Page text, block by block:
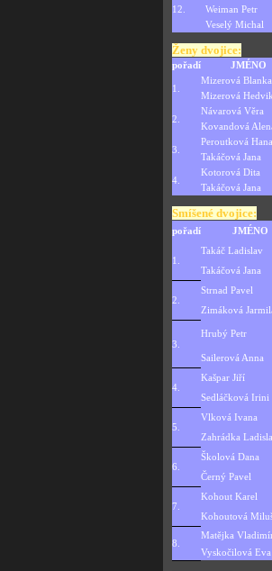
12.
Weiman Petr
Veselý Michal
Ženy dvojice:
pořadí JMÉNO
1.
Mizerová Blanka
Mizerová
2.
Návarová Věra
Kovandová
3.
Peroutková Hana
Takáčová Jana
4.
Kotorová Dita
Takáčová Jana
Smíšené dvojice:
pořadí JMÉNO
1.
Takáč Ladislav
Takáčová Jana
2.
Strnad Pavel
Zimáková
3.
Hrubý Petr
Sailerová Anna
4.
Kašpar Jiří
Sedláčková Irini
5.
Vlková Ivana
Zahrádka
6.
Školová Dana
Černý Pavel
7.
Kohout Karel
Kohoutová
8.
Matějka
Vyskočilová Eva